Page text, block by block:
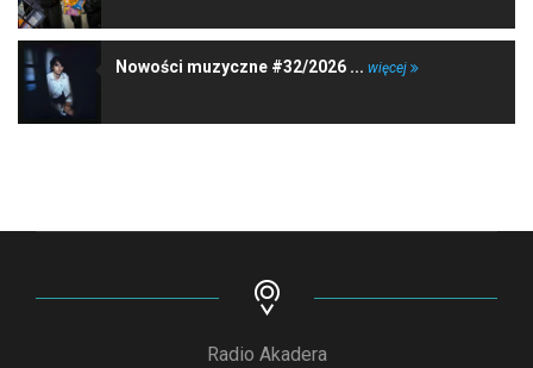
Nowości muzyczne #32/2026 ... więcej
Radio Akadera